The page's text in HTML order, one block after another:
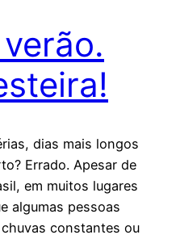
dias mais longos
Errado. Apesar de
em muitos lugares
algumas pessoas
constantes ou